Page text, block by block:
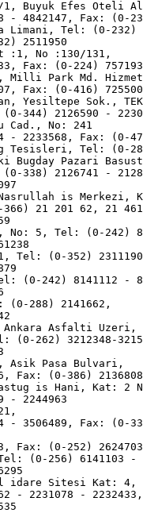
Buyuk Efes Oteli
- 4842147, Fax: (0-
Limani, Tel: (0-232)
2511950
No :130/131,
Fax: (0-224)
Milli Park Md.
Fax: (0-416)
Yesiltepe Sok.,
344) 2126590 -
No: 241
- 2233568, Fax: (0-
Tesisleri, Tel: (0-
Bugday Pazari
338) 2126741 -
is Merkezi,
21 201 62, 21
5, Tel: (0-242)
Tel: (0-352)
(0-242) 8141112 -
288) 2141662,
Asfalti Uzeri,
(0-262) 3212348-
Asik Pasa Bulvari,
Fax: (0-386) 2136808
is Hani, Kat: 2
- 2244963
- 3506489, Fax: (0-
Fax: (0-252) 2624703
(0-256) 6141103 -
idare Sitesi Kat: 4,
- 2231078 - 2232433,